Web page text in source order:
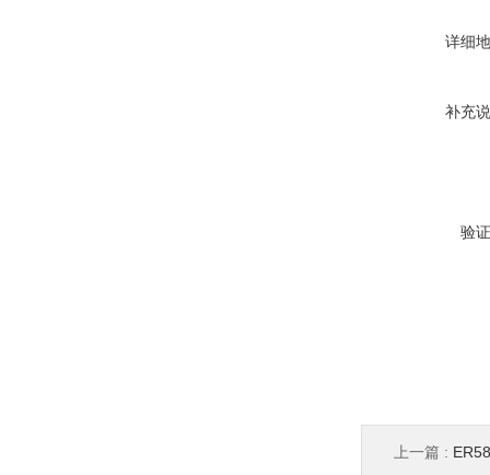
详细
补充
验
上一篇 :